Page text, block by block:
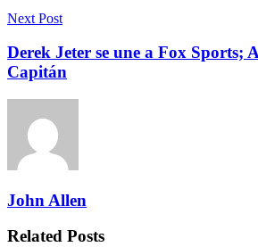
Next Post
Derek Jeter se une a Fox Sports;
Capitán
John Allen
Related Posts